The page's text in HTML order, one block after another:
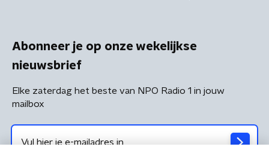
Abonneer je op onze wekelijkse
nieuwsbrief
Elke zaterdag het beste van NPO Radio 1 in jouw
mailbox